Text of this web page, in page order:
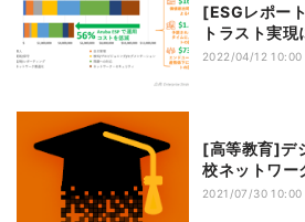
[ESGレポー
トラスト実
だけ減らすこ
2022/04/12 10:00
[高等教育]デ
校ネットワー
2021/07/30 10:00